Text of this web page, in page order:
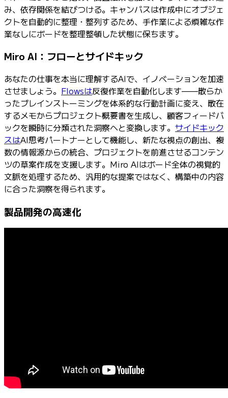
み、依存関係を結びつける。キャンバスは作成中にオブジェ
クトを自動的に整理・整列するため、手作業による煩雑な作
業なしにボードを整理整頓した状態に保ちます。
Miro AI：フローとサイドキック
あなたの仕事を本当に理解するAIで、イノベーションを加速
させましょう。 Flowsは反復作業を自動化します——散らか
ったブレインストーミングを体系的な行動計画に変え、散在
するメモからプロジェクト概要書を生成し、顧客フィードバ
ックを瞬時に分類された洞察へと変換します。 サイドキック
スはAI思考パートナーとして機能し、新たな視点の創出、複
数の情報源からの統合、プロジェクトを前進させるコンテン
ツの草案作成を支援します。Miro AIはボード全体の視覚的
文脈を処理するため、汎用的な提案ではなく、構築中の内容
に合った洞察を得られます。
製品開発の高速化